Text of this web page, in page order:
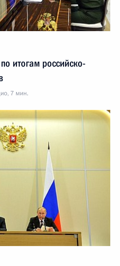
итогам российско-
7 мин.